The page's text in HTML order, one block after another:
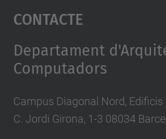
powered by
Contacte
Departament
Computadors
Campus Diagonal Nord, Edificis
C. Jordi Girona, 1-3 08034